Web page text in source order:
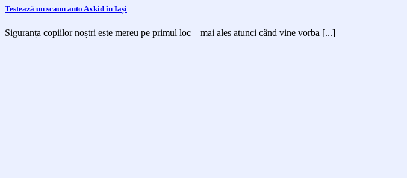
Testează un scaun auto Axkid în Iași
Siguranța copiilor noștri este mereu pe primul loc – mai ales atunci când vine vorba [...]